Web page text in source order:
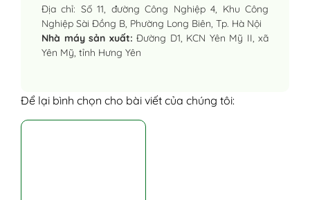
Địa chỉ: Số 11, đường Công Nghiệp 4, Khu Công
Nghiệp Sài Đồng B, Phường Long Biên, Tp. Hà Nội
Nhà máy sản xuất: Đường D1, KCN Yên Mỹ II, xã
Yên Mỹ, tỉnh Hưng Yên
Để lại bình chọn cho bài viết của chúng tôi: